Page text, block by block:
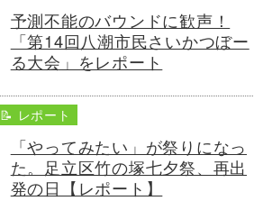
予測不能のバウンドに歓声！
「第14回八潮市民さいかつぼー
る大会」をレポート
📝 レポート
「やってみたい」が祭りになっ
た。足立区竹の塚七夕祭、再出
発の日【レポート】